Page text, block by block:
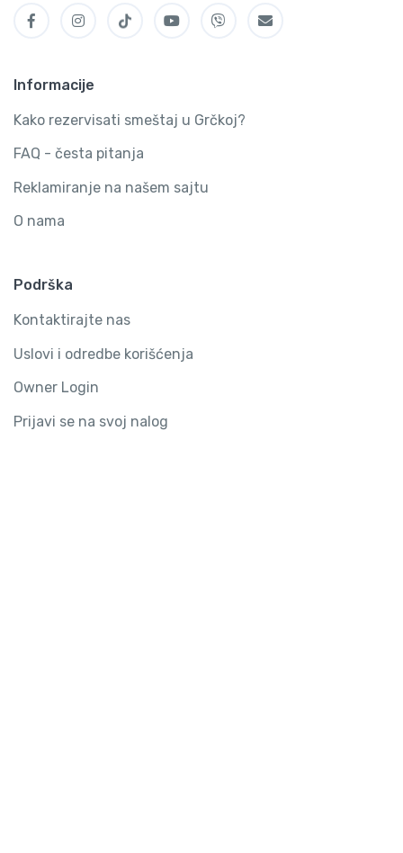
Informacije
Kako rezervisati smeštaj u Grčkoj?
FAQ - česta pitanja
Reklamiranje na našem sajtu
O nama
Podrška
Kontaktirajte nas
Uslovi i odredbe korišćenja
Owner Login
Prijavi se na svoj nalog